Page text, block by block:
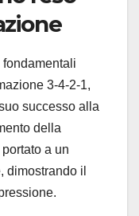
3-4-2-1,
successo alla
della
a un
dimostrando il